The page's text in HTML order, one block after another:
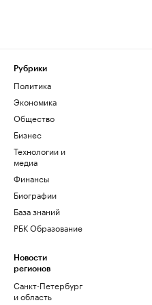
Рубрики
Политика
Экономика
Общество
Бизнес
Технологии и
медиа
Финансы
Биографии
База знаний
РБК Образование
Новости
регионов
Санкт-Петербург
и область